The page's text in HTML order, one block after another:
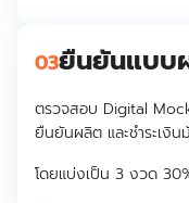
03ยืนยันแบบ
ตรวจสอบ Digital
ยืนยันผลิต และชำระเงิ
โดยแบ่งเป็น 3 งวด